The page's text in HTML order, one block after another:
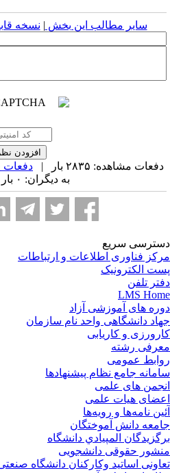
سایر مطالب این بخش | نسخه
دفعات مشاهده: ۲۸۳۵ بار | دفعات چاپ:
به دیگران: ۰ بار |
سریع
فناوری اطلاعات و ارتباطات
الکترونیک
تلفن
LMS
های آموزشی آزاد
دانشگاهی واحد نام سازمان
و کاریابی
رشته
عمومی
جامع نظام پیشنهادها
های علمی
هیات علمی
نامه‌ها و رویه‌ها
دانش آموختگان
المپيادي دانشگاه
حقوقی دانشجویی
اساتید وکارکنان دانشگاه